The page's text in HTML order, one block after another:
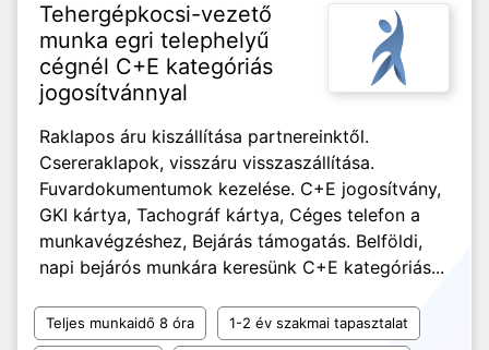
Tehergépkocsi-vezető
munka egri telephelyű
cégnél C+E kategóriás
jogosítvánnyal
Raklapos áru kiszállítása partnereinktől.
Csereraklapok, visszáru visszaszállítása.
Fuvardokumentumok kezelése. C+E jogosítvány,
GKI kártya, Tachográf kártya, Céges telefon a
munkavégzéshez, Bejárás támogatás. Belföldi,
napi bejárós munkára keresünk C+E kategóriás...
Teljes munkaidő 8 óra 1-2 év szakmai tapasztalat